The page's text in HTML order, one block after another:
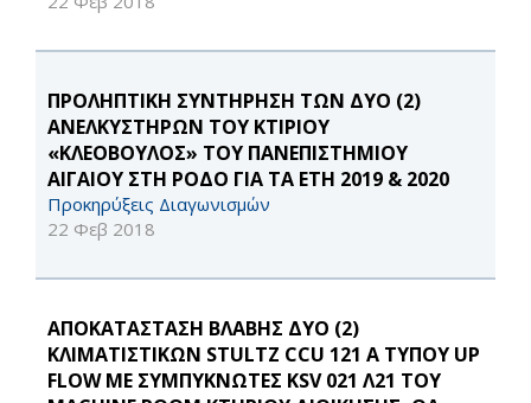
ΠΡΟΛΗΠΤΙΚΗ ΣΥΝΤΗΡΗΣΗ ΤΩΝ ΔΥΟ (2)
ΑΝΕΛΚΥΣΤΗΡΩΝ ΤΟΥ ΚΤΙΡΙΟΥ
«ΚΛΕΟΒΟΥΛΟΣ» ΤΟΥ ΠΑΝΕΠΙΣΤΗΜΙΟΥ
ΑΙΓΑΙΟΥ ΣΤΗ ΡΟΔΟ ΓΙΑ ΤΑ ΕΤΗ 2019 & 2020
Προκηρύξεις Διαγωνισμών
22 Φεβ 2018
ΑΠΟΚΑΤΑΣΤΑΣΗ ΒΛΑΒΗΣ ΔΥΟ (2)
ΚΛΙΜΑΤΙΣΤΙΚΩΝ STULTZ CCU 121 Α ΤΥΠΟΥ UP
FLOW ΜΕ ΣΥΜΠΥΚΝΩΤΕΣ KSV 021 Λ21 ΤΟΥ